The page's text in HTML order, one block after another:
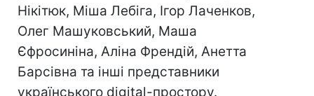
Нікітюк, Міша Лебіга, Ігор Лаченков,
Олег Машуковський, Маша
Єфросиніна, Аліна Френдій, Анетта
Барсівна та інші представники
українського digital-простору.